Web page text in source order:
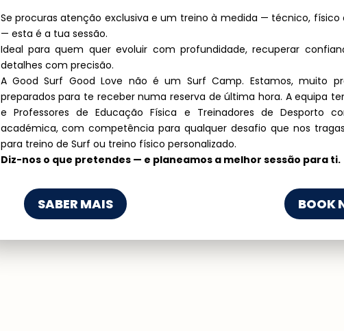
Se procuras atenção exclusiva e um treino à medida — técnico, físico
— esta é a tua sessão.
Ideal para quem quer evoluir com profundidade, recuperar
detalhes com precisão.
A Good Surf Good Love não é um Surf Camp. Estamos, muito
preparados para te receber numa reserva de última hora. A equipa
e Professores de Educação Física e Treinadores de Desporto
académica, com competência para qualquer desafio que nos
para treino de Surf ou treino físico personalizado.
Diz-nos o que pretendes — e planeamos a melhor sessão para ti.
SABER MAIS BOOK